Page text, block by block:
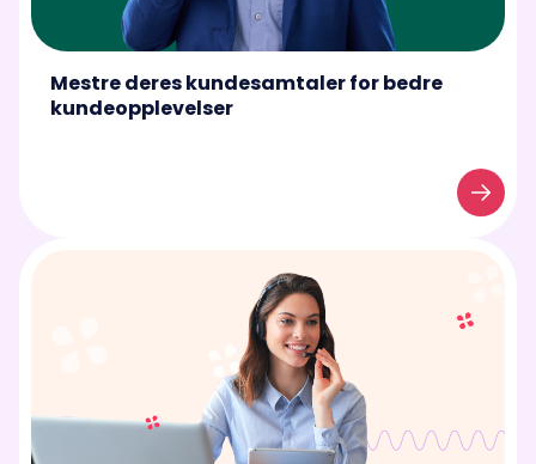
Mestre deres kundesamtaler for bedre
kundeopplevelser